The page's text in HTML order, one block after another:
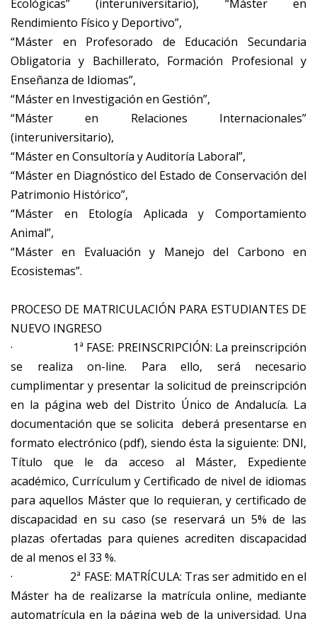
Ecológicas” (interuniversitario), “Máster en
Rendimiento Físico y Deportivo”,
“Máster en Profesorado de Educación Secundaria
Obligatoria y Bachillerato, Formación Profesional y
Enseñanza de Idiomas”,
“Máster en Investigación en Gestión”,
“Máster en Relaciones Internacionales”
(interuniversitario),
“Máster en Consultoría y Auditoría Laboral”,
“Máster en Diagnóstico del Estado de Conservación del
Patrimonio Histórico”,
“Máster en Etología Aplicada y Comportamiento
Animal”,
“Máster en Evaluación y Manejo del Carbono en
Ecosistemas”.
PROCESO DE MATRICULACIÓN PARA ESTUDIANTES DE
NUEVO INGRESO
· 1ª FASE: PREINSCRIPCIÓN: La preinscripción
se realiza on-line. Para ello, será necesario
cumplimentar y presentar la solicitud de preinscripción
en la página web del Distrito Único de Andalucía. La
documentación que se solicita deberá presentarse en
formato electrónico (pdf), siendo ésta la siguiente: DNI,
Título que le da acceso al Máster, Expediente
académico, Currículum y Certificado de nivel de idiomas
para aquellos Máster que lo requieran, y certificado de
discapacidad en su caso (se reservará un 5% de las
plazas ofertadas para quienes acrediten discapacidad
de al menos el 33 %.
· 2ª FASE: MATRÍCULA: Tras ser admitido en el
Máster ha de realizarse la matrícula online, mediante
automatrícula en la página web de la universidad. Una